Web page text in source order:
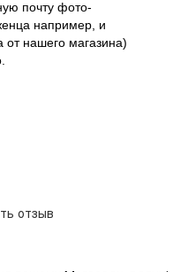
почту фото-
например, и
от нашего магазина)
отзыв